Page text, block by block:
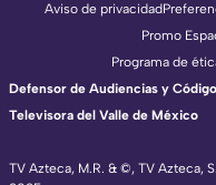
TV Azteca, M.R. & ©, TV Azteca,
Aviso de privacidad
Promo
Programa de
Defensor de Audiencias y
Televisora del Valle de México